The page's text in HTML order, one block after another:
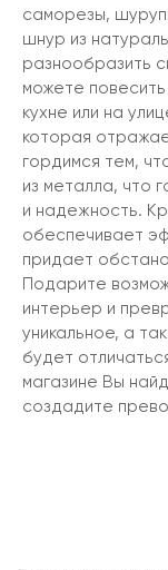
саморезы,
шнур из
разнообразить
можете повесить
кухне или на
которая
гордимся тем,
из металла, что
и надежность.
обеспечивает
придает
Подарите
интерьер и
уникальное, а
будет
магазине Вы
создадите